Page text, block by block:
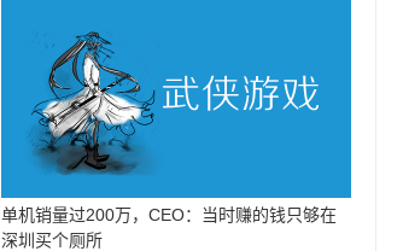
单机销量过200万，CEO：当时赚的钱只够在
深圳买个厕所